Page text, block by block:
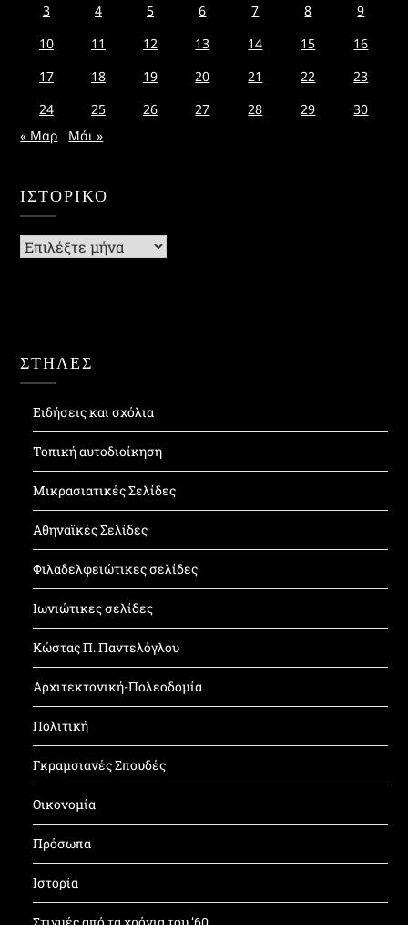
3
4 5 6 7 8
9
10
11 12 13 14 15
16
17
18 19 20 21 22
23
24
25 26 27 28 29
30
« Μαρ
Μάι »
ΙΣΤΟΡΙΚΌ
Ιστορικό
ΣΤΗΛΕΣ
Ειδήσεις και σχόλια
Τοπική αυτοδιοίκηση
Μικρασιατικές Σελίδες
Αθηναϊκές Σελίδες
Φιλαδελφειώτικες σελίδες
Ιωνιώτικες σελίδες
Κώστας Π. Παντελόγλου
Αρχιτεκτονική-Πολεοδομία
Πολιτική
Γκραμσιανές Σπουδές
Οικονομία
Πρόσωπα
Ιστορία